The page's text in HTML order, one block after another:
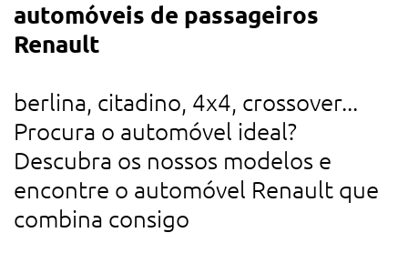
automóveis de passageiros
Renault
berlina, citadino, 4x4, crossover...
Procura o automóvel ideal?
Descubra os nossos modelos e
encontre o automóvel Renault que
combina consigo